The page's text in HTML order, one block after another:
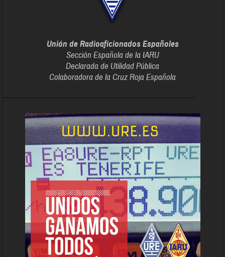
Unión de Radioaficionados Españoles
Sección Española de la IARU
Declarada de Utilidad Pública
Colaboradora de la Cruz Roja Española